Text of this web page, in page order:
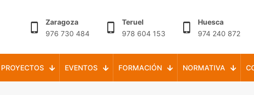
Zaragoza
976 730 484
Teruel
978 604 153
Huesca
974 240 872
PROYECTOS EVENTOS FORMACIÓN NORMATIVA